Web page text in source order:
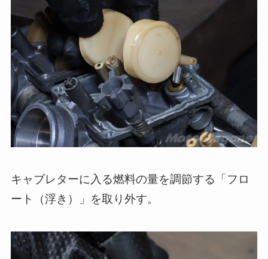
キャブレターに入る燃料の量を調節する「フロ
ート（浮き）」を取り外す。